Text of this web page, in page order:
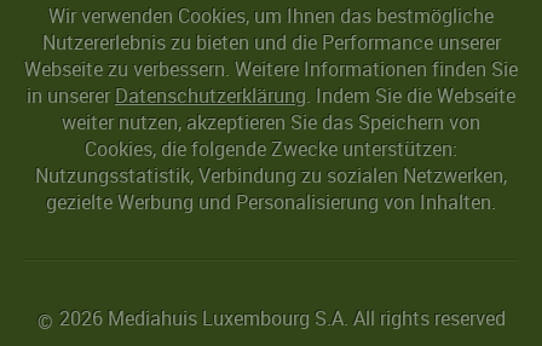
Wir verwenden Cookies, um Ihnen das bestmögliche
Nutzererlebnis zu bieten und die Performance unserer
Webseite zu verbessern. Weitere Informationen finden Sie
in unserer Datenschutzerklärung. Indem Sie die Webseite
weiter nutzen, akzeptieren Sie das Speichern von
Cookies, die folgende Zwecke unterstützen:
Nutzungsstatistik, Verbindung zu sozialen Netzwerken,
gezielte Werbung und Personalisierung von Inhalten.
© 2026 Mediahuis Luxembourg S.A. All rights reserved